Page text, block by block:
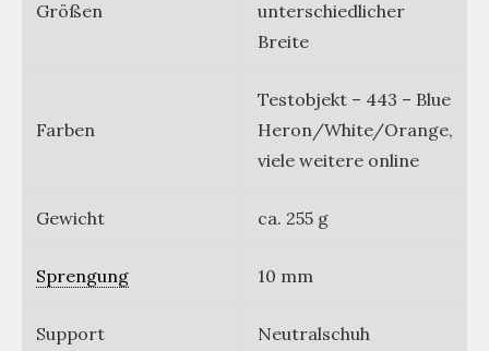
Größen
unterschiedlicher
Breite
Farben
Testobjekt – 443 – Blue
Heron/White/Orange,
viele weitere online
Gewicht ca. 255 g
Sprengung 10 mm
Support Neutralschuh